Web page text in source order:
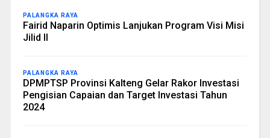
PALANGKA RAYA
Fairid Naparin Optimis Lanjukan Program Visi Misi
Jilid II
PALANGKA RAYA
DPMPTSP Provinsi Kalteng Gelar Rakor Investasi
Pengisian Capaian dan Target Investasi Tahun
2024